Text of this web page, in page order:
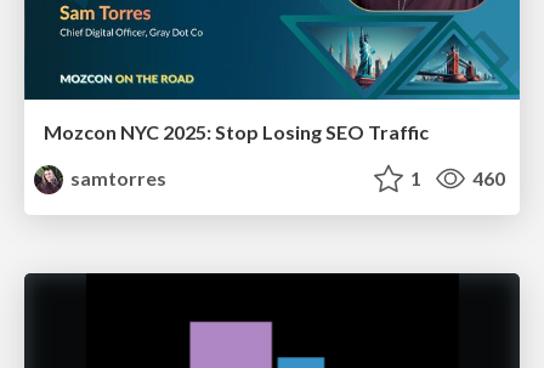
Mozcon NYC 2025: Stop Losing SEO Traffic
samtorres
1 460